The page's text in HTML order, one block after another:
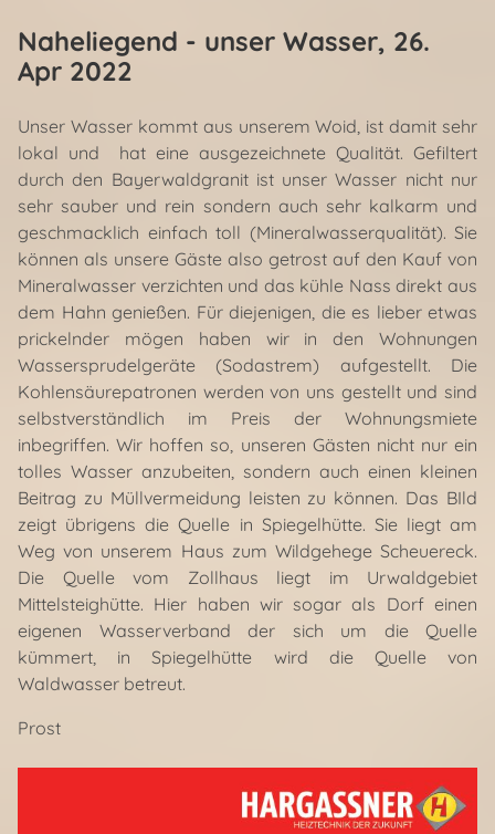
Naheliegend - unser Wasser, 26.
Apr 2022
Unser Wasser kommt aus unserem Woid, ist damit sehr
lokal und hat eine ausgezeichnete Qualität. Gefiltert
durch den Bayerwaldgranit ist unser Wasser nicht nur
sehr sauber und rein sondern auch sehr kalkarm und
geschmacklich einfach toll (Mineralwasserqualität). Sie
können als unsere Gäste also getrost auf den Kauf von
Mineralwasser verzichten und das kühle Nass direkt aus
dem Hahn genießen. Für diejenigen, die es lieber etwas
prickelnder mögen haben wir in den Wohnungen
Wassersprudelgeräte (Sodastrem) aufgestellt. Die
Kohlensäurepatronen werden von uns gestellt und sind
selbstverständlich im Preis der Wohnungsmiete
inbegriffen. Wir hoffen so, unseren Gästen nicht nur ein
tolles Wasser anzubeiten, sondern auch einen kleinen
Beitrag zu Müllvermeidung leisten zu können. Das BIld
zeigt übrigens die Quelle in Spiegelhütte. Sie liegt am
Weg von unserem Haus zum Wildgehege Scheuereck.
Die Quelle vom Zollhaus liegt im Urwaldgebiet
Mittelsteighütte. Hier haben wir sogar als Dorf einen
eigenen Wasserverband der sich um die Quelle
kümmert, in Spiegelhütte wird die Quelle von
Waldwasser betreut.
Prost